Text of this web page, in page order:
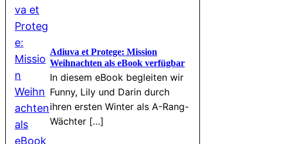
Adiuva et Protege: Mission
Weihnachten als eBook verfügbar
In diesem eBook begleiten wir
Funny, Lily und Darin durch
ihren ersten Winter als A-Rang-
Wächter […]